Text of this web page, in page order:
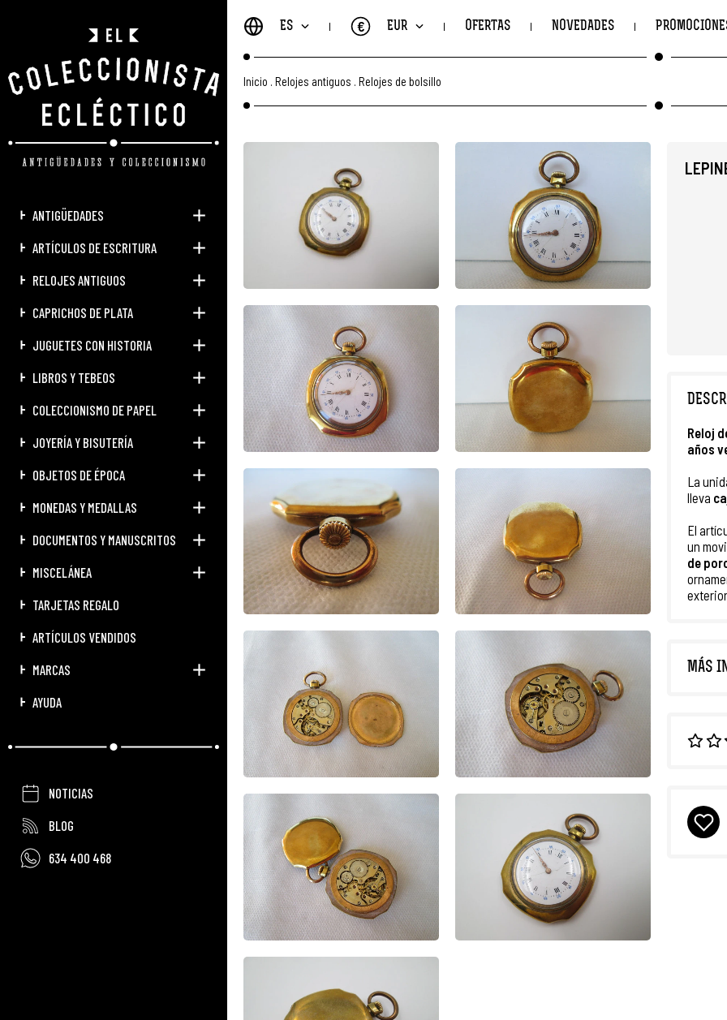
ANTIGÜEDADES
ARTÍCULOS DE ESCRITURA
RELOJES ANTIGUOS
CAPRICHOS DE PLATA
JUGUETES CON HISTORIA
LIBROS Y TEBEOS
COLECCIONISMO DE PAPEL
JOYERÍA Y BISUTERÍA
OBJETOS DE ÉPOCA
MONEDAS Y MEDALLAS
DOCUMENTOS Y MANUSCRITOS
MISCELÁNEA
TARJETAS REGALO
ARTÍCULOS VENDIDOS
MARCAS
AYUDA
NOTICIAS
BLOG
634 400 468
ES EUR
€ OFERTAS NOVEDADES
Inicio Relojes antiguos Relojes de bolsillo
Reloj
años
La
lleva
El
un
de
MÁS